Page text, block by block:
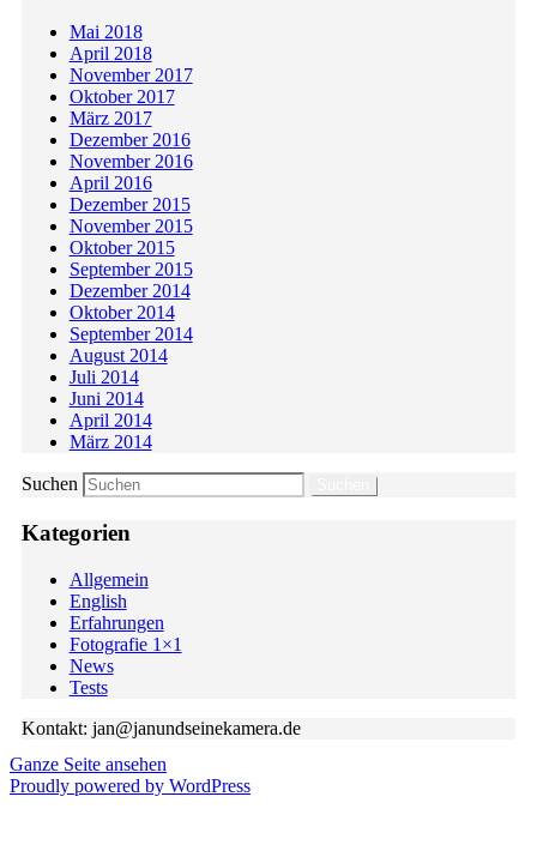
Mai 2018
April 2018
November 2017
Oktober 2017
März 2017
Dezember 2016
November 2016
April 2016
Dezember 2015
November 2015
Oktober 2015
September 2015
Dezember 2014
Oktober 2014
September 2014
August 2014
Juli 2014
Juni 2014
April 2014
März 2014
Suchen
Kategorien
Allgemein
English
Erfahrungen
Fotografie 1×1
News
Tests
Kontakt: jan@janundseinekamera.de
Ganze Seite ansehen
Proudly powered by WordPress